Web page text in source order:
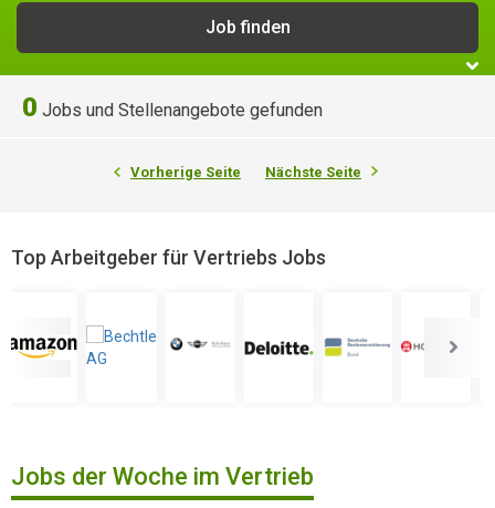
0 Jobs und Stellenangebote gefunden
Vorherige Seite Nächste Seite
Top Arbeitgeber für Vertriebs Jobs
Jobs der Woche im Vertrieb